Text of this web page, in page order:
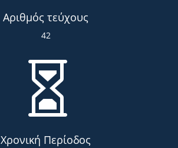
Αριθμός τεύχους
42

Χρονική Περίοδος